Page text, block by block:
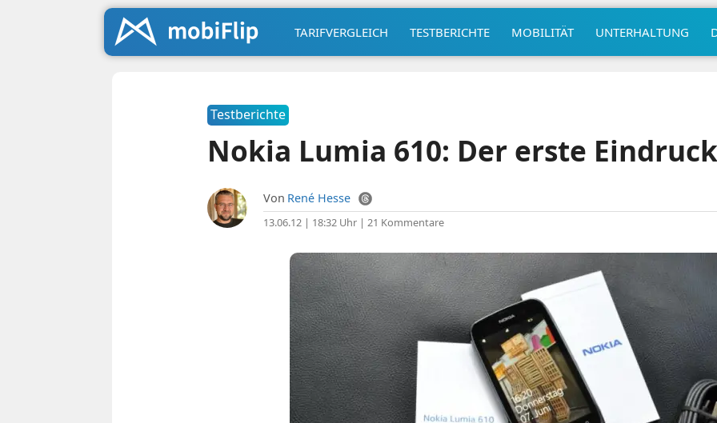
TARIFVERGLEICH TESTBERICHTE MOBILITÄT UNTERHALTUNG
Testberichte
Nokia Lumia 610: Der erste Eindruck
Von René Hesse
13.06.12 | 18:32 Uhr| 21 Kommentare